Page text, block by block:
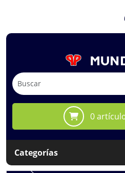
0
Categorías